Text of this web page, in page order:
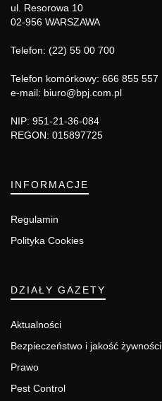
ul. Resorowa 10
02-956 WARSZAWA
Telefon: (22) 55 00 700
Telefon komórkowy: 666 855 557
e-mail: biuro@bpj.com.pl
NIP: 951-21-36-084
REGON: 015897725
INFORMACJE
Regulamin
Polityka Cookies
DZIAŁY GAZETY
Aktualności
Bezpieczeństwo i jakość żywności
Prawo
Pest Control